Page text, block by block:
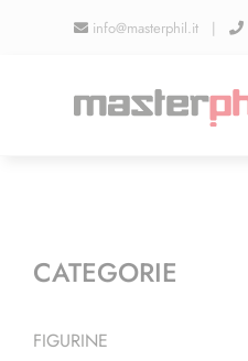
info@masterphil.it |
CATEGORIE
FIGURINE